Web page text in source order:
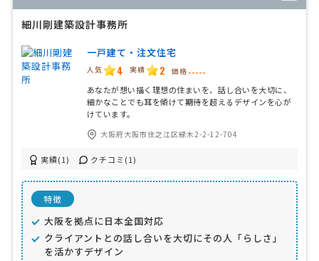
細川剛建築設計事務所
一戸建て・注文住宅
人気 4 実績 2 価格 -----
あなたが想い描く理想の住まいを、話し合いを大切に、
細かなことでも耳を傾けて期待を超えるデザインを心が
けています。
大阪府大阪市住之江区緑木2-2-12-704
実績(1) クチコミ(1)
特徴
大阪を拠点に日本全国対応
クライアントとの話し合いを大切にその人「らしさ」
を活かすデザイン